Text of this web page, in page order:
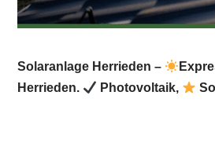
Solaranlage Herrieden –
Herrieden.
Photovoltaik,